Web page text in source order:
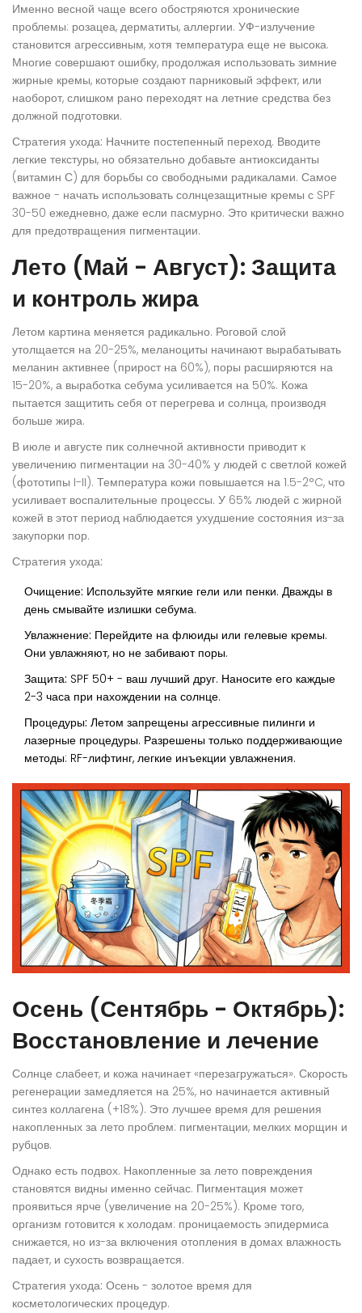
Именно весной чаще всего обостряются хронические
проблемы: розацеа, дерматиты, аллергии. УФ-излучение
становится агрессивным, хотя температура еще не высока.
Многие совершают ошибку, продолжая использовать зимние
жирные кремы, которые создают парниковый эффект, или
наоборот, слишком рано переходят на летние средства без
должной подготовки.
Стратегия ухода: Начните постепенный переход. Вводите
легкие текстуры, но обязательно добавьте антиоксиданты
(витамин С) для борьбы со свободными радикалами. Самое
важное - начать использовать солнцезащитные кремы с SPF
30-50 ежедневно, даже если пасмурно. Это критически важно
для предотвращения пигментации.
Лето (Май - Август): Защита
и контроль жира
Летом картина меняется радикально. Роговой слой
утолщается на 20-25%, меланоциты начинают вырабатывать
меланин активнее (прирост на 60%), поры расширяются на
15-20%, а выработка себума усиливается на 50%. Кожа
пытается защитить себя от перегрева и солнца, производя
больше жира.
В июле и августе пик солнечной активности приводит к
увеличению пигментации на 30-40% у людей с светлой кожей
(фототипы I-II). Температура кожи повышается на 1.5-2°C, что
усиливает воспалительные процессы. У 65% людей с жирной
кожей в этот период наблюдается ухудшение состояния из-за
закупорки пор.
Стратегия ухода:
Очищение: Используйте мягкие гели или пенки. Дважды в
день смывайте излишки себума.
Увлажнение: Перейдите на флюиды или гелевые кремы.
Они увлажняют, но не забивают поры.
Защита: SPF 50+ - ваш лучший друг. Наносите его каждые
2-3 часа при нахождении на солнце.
Процедуры: Летом запрещены агрессивные пилинги и
лазерные процедуры. Разрешены только поддерживающие
методы: RF-лифтинг, легкие инъекции увлажнения.
Осень (Сентябрь - Октябрь):
Восстановление и лечение
Солнце слабеет, и кожа начинает «перезагружаться». Скорость
регенерации замедляется на 25%, но начинается активный
синтез коллагена (+18%). Это лучшее время для решения
накопленных за лето проблем: пигментации, мелких морщин и
рубцов.
Однако есть подвох. Накопленные за лето повреждения
становятся видны именно сейчас. Пигментация может
проявиться ярче (увеличение на 20-25%). Кроме того,
организм готовится к холодам: проницаемость эпидермиса
снижается, но из-за включения отопления в домах влажность
падает, и сухость возвращается.
Стратегия ухода: Осень - золотое время для
косметологических процедур.